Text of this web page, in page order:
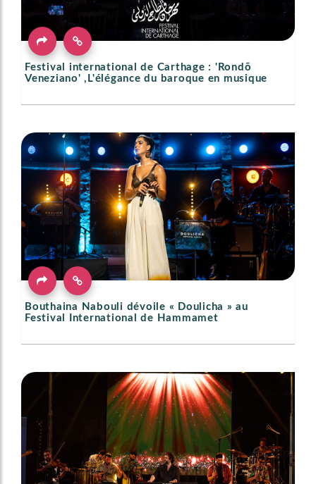
Festival international de Carthage : 'Rondō
Veneziano' ,L'élégance du baroque en musique
Bouthaina Nabouli dévoile « Doulicha » au
Festival International de Hammamet